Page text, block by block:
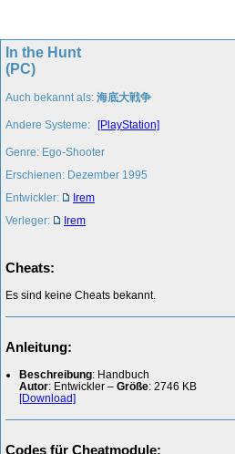
In the Hunt
(PC)
Auch bekannt als: 海底大戦争
Andere Systeme: [PlayStation]
Genre: Ego-Shooter
Erschienen: Dezember 1995
Entwickler:
Irem
Verleger:
Irem
Cheats:
Es sind keine Cheats bekannt.
Anleitung:
Beschreibung: Handbuch
Autor: Entwickler – Größe: 2746 KB
[Download]
Codes für Cheatmodule: